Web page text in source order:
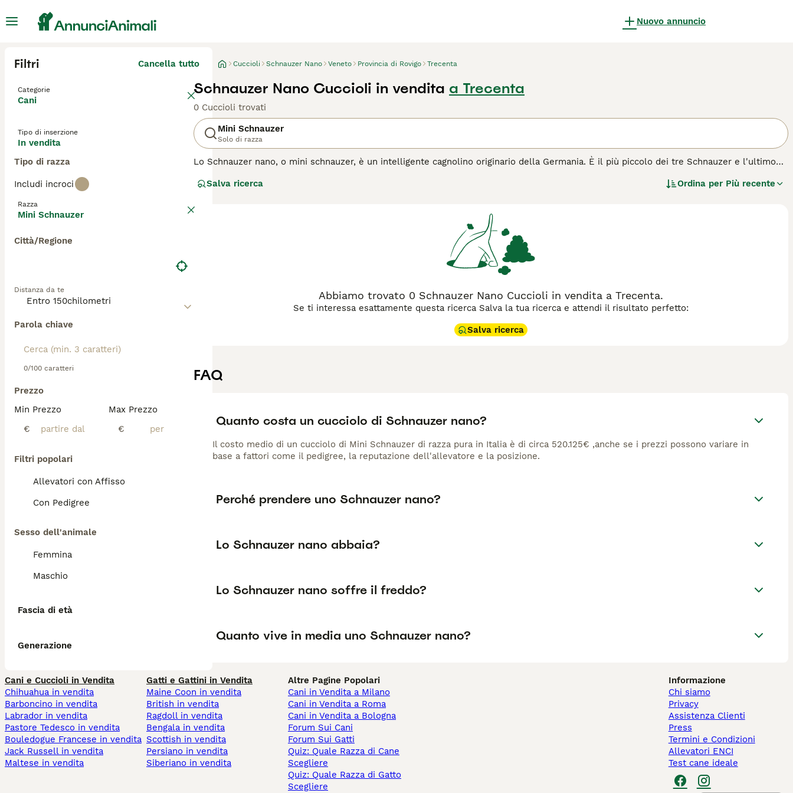
Nuovo annuncio
Filtri Cancella tutto
Categorie
Cani
Tipo di inserzione
In vendita
Tipo di razza
Includi incroci
Razza
Mini Schnauzer
Città/Regione
Distanza da te
Parola chiave
0/100 caratteri
Prezzo
Min Prezzo
€
Max Prezzo
€
Filtri popolari
Allevatori con Affisso
Con Pedigree
Sesso dell'animale
Femmina
Maschio
Fascia di età
Generazione
Cuccioli Schnauzer Nano Veneto Provincia di Rovigo Trecenta
Schnauzer Nano Cuccioli in vendita a Trecenta
0 Cuccioli trovati
Mini Schnauzer
Solo di razza
Lo Schnauzer nano, o mini schnauzer, è un intelligente cagnolino originario della Germania. È il più piccolo dei tre Schnauzer e l'ultimo
più popolari grazie alle loro dimensioni, all'aspetto e alla loro natura amichevole e leale. Lo schnauzer nano non perde molto pelo, il che
per informazioni su questa razza di cane.
Salva ricerca Ordina per Più recente
Abbiamo trovato 0 Schnauzer Nano Cuccioli in vendita a Trecenta.
Se ti interessa esattamente questa ricerca Salva la tua ricerca e attendi il risultato perfetto:
Salva ricerca
FAQ
Quanto costa un cucciolo di Schnauzer nano?
Il costo medio di un cucciolo di Mini Schnauzer di razza pura in Italia è di circa 520.125€ ,anche se i prezzi possono variare in
base a fattori come il pedigree, la reputazione dell'allevatore e la posizione.
Perché prendere uno Schnauzer nano?
Lo Schnauzer nano abbaia?
Lo Schnauzer nano soffre il freddo?
Quanto vive in media uno Schnauzer nano?
Cani e Cuccioli in Vendita
Chihuahua in vendita
Barboncino in vendita
Labrador in vendita
Pastore Tedesco in vendita
Bouledogue Francese in vendita
Jack Russell in vendita
Maltese in vendita
Gatti e Gattini in Vendita
Maine Coon in vendita
British in vendita
Ragdoll in vendita
Bengala in vendita
Scottish in vendita
Persiano in vendita
Siberiano in vendita
Altre Pagine Popolari
Cani in Vendita a Milano
Cani in Vendita a Roma
Cani in Vendita a Bologna
Forum Sui Cani
Forum Sui Gatti
Quiz: Quale Razza di Cane
Scegliere
Quiz: Quale Razza di Gatto
Scegliere
Informazione
Chi siamo
Privacy
Assistenza Clienti
Press
Termini e Condizioni
Allevatori ENCI
Test cane ideale